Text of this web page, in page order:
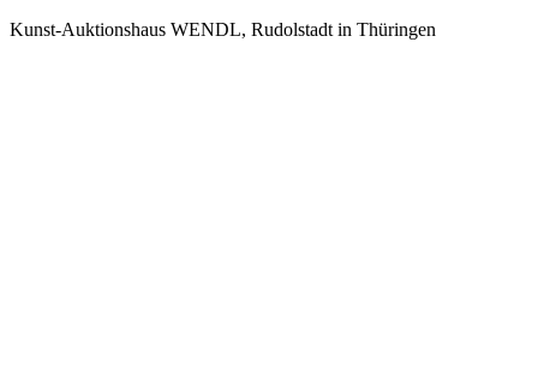
Kunst-Auktionshaus WENDL, Rudolstadt in Thüringen